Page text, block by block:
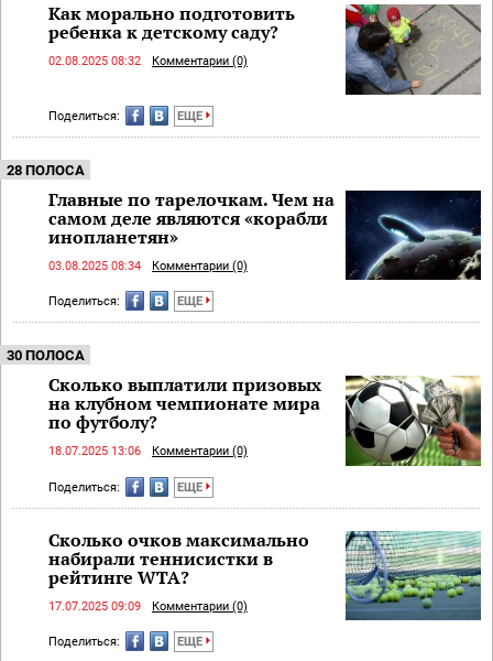
Как морально подготовить
ребенка к детскому саду?
02.08.2025 08:32 Комментарии (0)
Поделиться: ЕЩЕ
28 ПОЛОСА
Главные по тарелочкам. Чем на
самом деле являются «корабли
инопланетян»
03.08.2025 08:34 Комментарии (0)
Поделиться: ЕЩЕ
30 ПОЛОСА
Сколько выплатили призовых
на клубном чемпионате мира
по футболу?
18.07.2025 13:06 Комментарии (0)
Поделиться: ЕЩЕ
Сколько очков максимально
набирали теннисистки в
рейтинге WTA?
17.07.2025 09:09 Комментарии (0)
Поделиться: ЕЩЕ